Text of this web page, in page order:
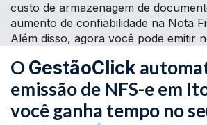
custo de armazenagem de
aumento de confiabilidade na Nota
Além disso, agora você pode emitir
O GestãoClick
emissão de NFS-e em
você ganha tempo no